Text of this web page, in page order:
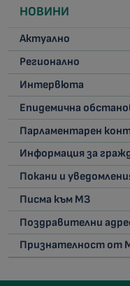
НОВИНИ
Актуално
Регионално
Интервюта
Епидемична
Парламентарен
Информация за
Покани и
Писма към МЗ
Поздравителни
Признателност от